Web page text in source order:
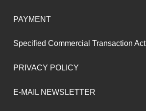
PAYMENT
Specified Commercial Transaction Act
PRIVACY POLICY
E-MAIL NEWSLETTER